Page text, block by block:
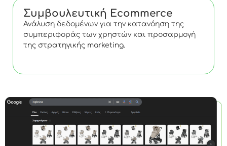
Συμβουλευτική Ecommerce
Ανάλυση δεδομένων για την κατανόηση της
συμπεριφοράς των χρηστών και προσαρμογή
της στρατηγικής marketing.